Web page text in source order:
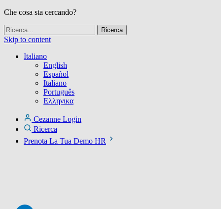
Che cosa sta cercando?
Skip to content
Italiano
English
Español
Italiano
Português
Ελληνικα
Cezanne Login
Ricerca
Prenota La Tua Demo HR